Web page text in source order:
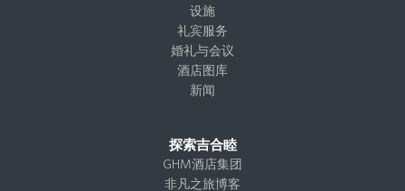
设施
礼宾服务
婚礼与会议
酒店图库
新闻
探索吉合睦
GHM酒店集团
非凡之旅博客